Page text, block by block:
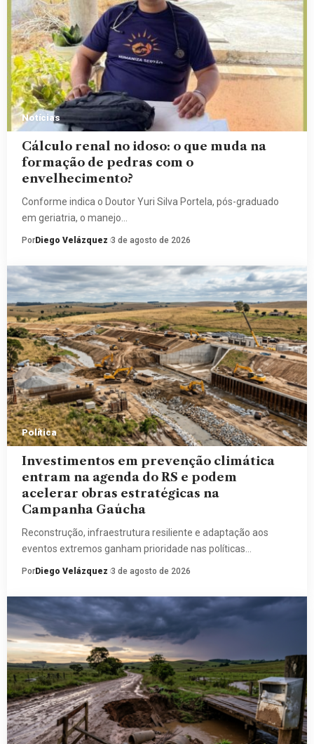
Notícias
Cálculo renal no idoso: o que muda na
formação de pedras com o
envelhecimento?
Conforme indica o Doutor Yuri Silva Portela, pós-graduado
em geriatria, o manejo…
PorDiego Velázquez 3 de agosto de 2026
Política
Investimentos em prevenção climática
entram na agenda do RS e podem
acelerar obras estratégicas na
Campanha Gaúcha
Reconstrução, infraestrutura resiliente e adaptação aos
eventos extremos ganham prioridade nas políticas…
Por Diego Velázquez 3 de agosto de 2026